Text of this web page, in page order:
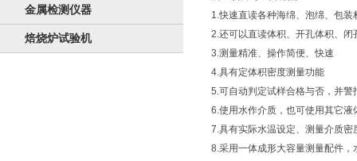
金属检测仪器
焙烧炉试验机
1.快速直读各种海绵、泡绵、包
2.还可以直读体积、开孔体积、
3.测量精准、操作简便、快速
4.具有定体积密度测量功能
5.可自动判定试样合格与否，并警
6.使用水作介质，也可使用其它液
7.具有实际水温设定、测量介质
8.采用一体成形大容量测量配件